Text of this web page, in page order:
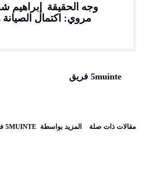
وجه الحقيقة إبراهيم
مروي: اكتمال الصيانة
5muinte فريق
‫مقالات ذات صلة‬ ‫‫المزيد بواسطة‬ ‬ 5MUINTE فريق